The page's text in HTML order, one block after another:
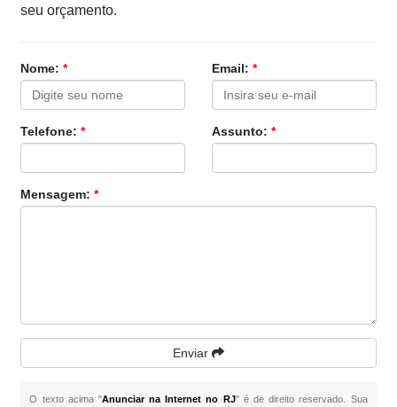
seu orçamento.
Nome:* Email: *
Telefone:* Assunto: *
Mensagem:*
Enviar
O texto acima "Anunciar na Internet no RJ" é de direito reservado. Sua